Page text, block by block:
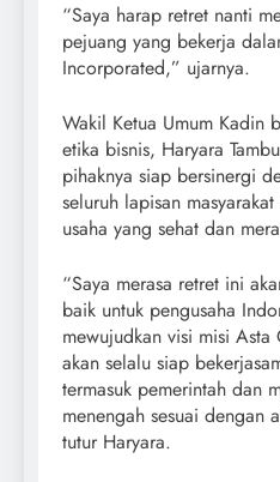
“Saya harap retret nanti
pejuang yang bekerja
Incorporated,” ujarnya.
Wakil Ketua Umum Kadin
etika bisnis, Haryara
pihaknya siap bersinergi
seluruh lapisan
usaha yang sehat dan
“Saya merasa retret ini
baik untuk pengusaha
mewujudkan visi misi Asta
akan selalu siap
termasuk pemerintah dan
menengah sesuai dengan
tutur Haryara.